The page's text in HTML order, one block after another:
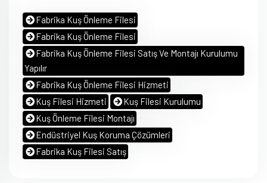
Fabrika Kuş Önleme Filesi
Fabrika Kuş Önleme Filesi
Fabrika Kuş Önleme Filesi Satış Ve Montajı Kurulumu
Yapılır
Fabrika Kuş Önleme Filesi Hizmeti
Kuş Filesi Hizmeti
Kuş Filesi Kurulumu
Kuş Önleme Filesi Montajı
Endüstriyel Kuş Koruma Çözümleri
Fabrika Kuş Filesi Satış